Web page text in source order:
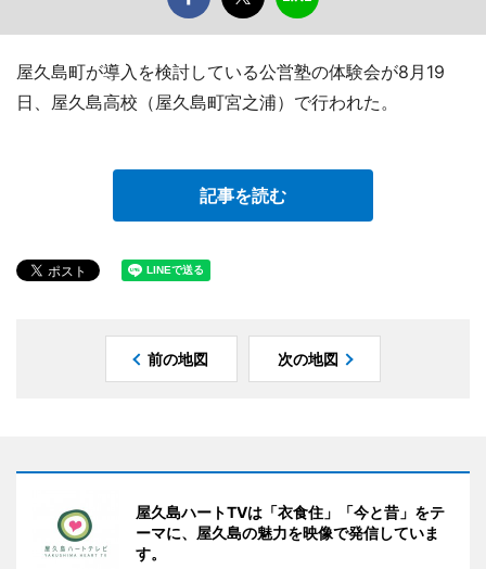
屋久島町が導入を検討している公営塾の体験会が8月19
日、屋久島高校（屋久島町宮之浦）で行われた。
記事を読む
前の地図 次の地図
屋久島ハートTVは「衣食住」「今と昔」をテ
ーマに、屋久島の魅力を映像で発信していま
す。